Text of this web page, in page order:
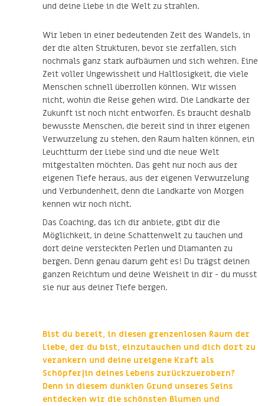
und deine Liebe in die Welt zu strahlen.
Wir leben in einer bedeutenden Zeit des Wandels, in
der die alten Strukturen, bevor sie zerfallen, sich
nochmals ganz stark aufbäumen und sich wehren. Eine
Zeit voller Ungewissheit und Haltlosigkeit, die viele
Menschen schnell überrollen können. Wir wissen
nicht, wohin die Reise gehen wird. Die Landkarte der
Zukunft ist noch nicht entworfen. Es braucht deshalb
bewusste Menschen, die bereit sind in ihrer eigenen
Verwurzelung zu stehen, den Raum halten können, ein
Leuchtturm der Liebe sind und die neue Welt
mitgestalten möchten. Das geht nur noch aus der
eigenen Tiefe heraus, aus der eigenen Verwurzelung
und Verbundenheit, denn die Landkarte von Morgen
kennen wir noch nicht.
Das Coaching, das ich dir anbiete, gibt dir die
Möglichkeit, in deine Schattenwelt zu tauchen und
dort deine versteckten Perlen und Diamanten zu
bergen. Denn genau darum geht es! Du trägst deinen
ganzen Reichtum und deine Weisheit in dir - du musst
sie nur aus deiner Tiefe bergen.
Bist du bereit, in diesen grenzenlosen Raum der
Liebe, der du bist, einzutauchen und dich dort zu
verankern und deine ureigene Kraft als
Schöpfer|in deines Lebens zurückzuerobern?
Denn in diesem dunklen Grund unseres Seins
entdecken wir die schönsten Blumen und